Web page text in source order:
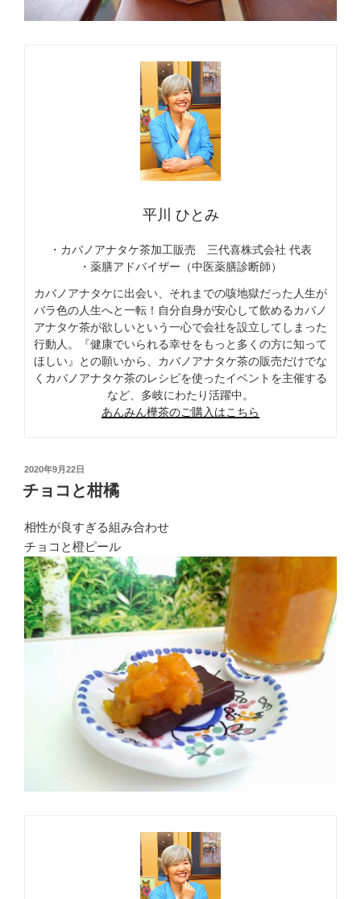
平川 ひとみ
・カバノアナタケ茶加工販売 三代喜株式会社 代表
・薬膳アドバイザー（中医薬膳診断師）
カバノアナタケに出会い、それまでの咳地獄だった人生が
バラ色の人生へと一転！自分自身が安心して飲めるカバノ
アナタケ茶が欲しいという一心で会社を設立してしまった
行動人。『健康でいられる幸せをもっと多くの方に知って
ほしい』との願いから、カバノアナタケ茶の販売だけでな
くカバノアナタケ茶のレシピを使ったイベントを主催する
など、多岐にわたり活躍中。
あんみん樺茶のご購入はこちら
投
稿
日:
2020年9月22日
チョコと柑橘
相性が良すぎる組み合わせ
チョコと橙ピール